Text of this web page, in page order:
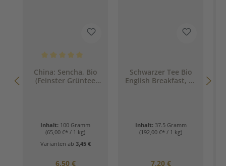
China: Sencha, Bio
(Feinster Grüntee
Inhalt: 100 Gramm
(65,00 €* / 1 kg)
Varianten ab 3,45 €
Regulärer Preis:
6,50 €
Schwarzer Tee Bio
English Breakfast, 15
Inhalt: 37.5 Gramm
(192,00 €* / 1 kg)
Regulärer Preis:
7,20 €